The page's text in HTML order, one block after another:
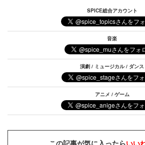
SPICE総合アカウント
音楽
演劇 / ミュージカル / ダンス
アニメ / ゲーム